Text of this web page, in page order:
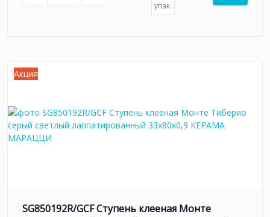
упак.
Акция
SG850192R/GCF Ступень клееная Монте